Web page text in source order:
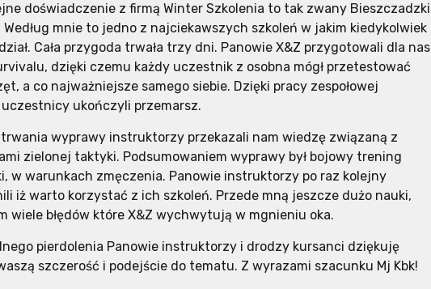
doświadczenie z firmą Winter Szkolenia to tak zwany Bieszczadzki
Według mnie to jedno z najciekawszych szkoleń w jakim kiedykolwiek
Cała przygoda trwała trzy dni. Panowie X&Z przygotowali dla nas
dzięki czemu każdy uczestnik z osobna mógł przetestować
a co najważniejsze samego siebie. Dzięki pracy zespołowej
ukończyli przemarsz.
trwania wyprawy instruktorzy przekazali nam wiedzę związaną z
zielonej taktyki. Podsumowaniem wyprawy był bojowy trening
w warunkach zmęczenia. Panowie instruktorzy po raz kolejny
iż warto korzystać z ich szkoleń. Przede mną jeszcze dużo nauki,
wiele błędów które X&Z wychwytują w mgnieniu oka.
pierdolenia Panowie instruktorzy i drodzy kursanci dziękuję
szczerość i podejście do tematu. Z wyrazami szacunku Mj Kbk!